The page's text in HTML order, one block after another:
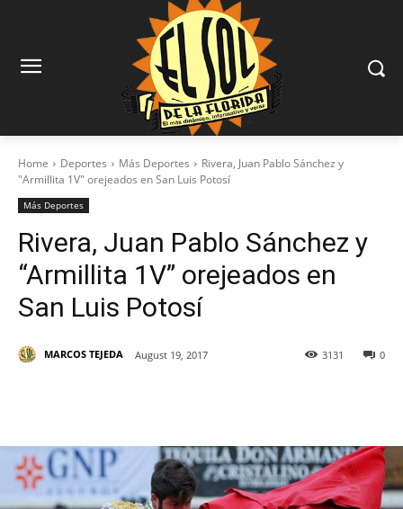
Home Deportes Más Deportes
Rivera, Juan Pablo Sánchez y
"Armillita 1V" orejeados en San Luis Potosí
Más Deportes
Rivera, Juan Pablo Sánchez y
“Armillita 1V” orejeados en
San Luis Potosí
MARCOS TEJEDA August 19, 2017 0
3131